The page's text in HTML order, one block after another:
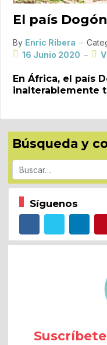
El país
By Enric Ribera
16 Junio 2020
En África, el país
inalterablemente
Búsqueda y
Buscar
Síguenos